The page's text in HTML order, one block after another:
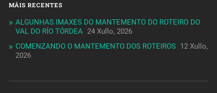
MÁIS RECENTES
ALGUNHAS IMAXES DO MANTEMENTO DO ROTEIRO DO
VAL DO RÍO TÓRDEA
24 Xullo, 2026
COMENZANDO O MANTEMENTO DOS ROTEIROS 12 Xullo,
2026